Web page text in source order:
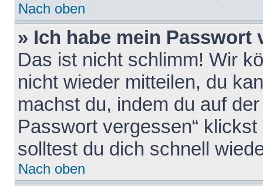
Nach oben
» Ich habe mein Passwort
Das ist nicht schlimm! Wir
nicht wieder mitteilen, du
machst du, indem du auf
Passwort vergessen“
solltest du dich schnell
Nach oben